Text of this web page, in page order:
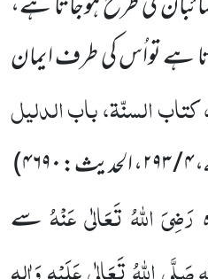
ہے تواُس کی طرف ایمان
کتاب السنّۃ، باب الدلیل
،۴ / ۲۹۳ ، الحدیث:۴۶۹۰)
رَضِیَ اللّٰہُ تَعَالٰی عَنْہُسے